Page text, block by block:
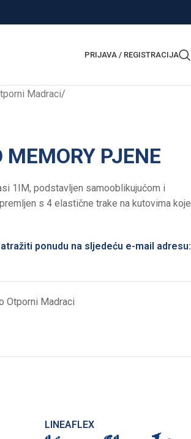
PRIJAVA / REGISTRACIJA
Madraci/
PJENE
1IM, podstavljen samooblikujućom i
s 4 elastične trake na kutovima koje
ponudu na sljedeću e-mail adresu:
Otporni Madraci
LINEAFLEX